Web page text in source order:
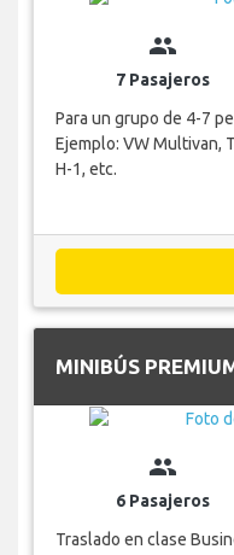
group
7 Pasajeros
Para un grupo de 4-7
Ejemplo: VW Multivan,
H-1, etc.
MINIBÚS
group
6 Pasajeros
Traslado en clase